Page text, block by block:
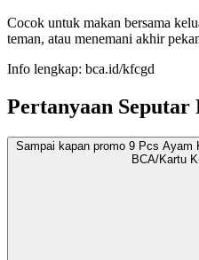
Cocok untuk makan bersama
teman, atau menemani akhir
Info lengkap: bca.id/kfcgd
Pertanyaan Seputar
Sampai kapan promo 9 Pcs Ayam
BCA/Kartu